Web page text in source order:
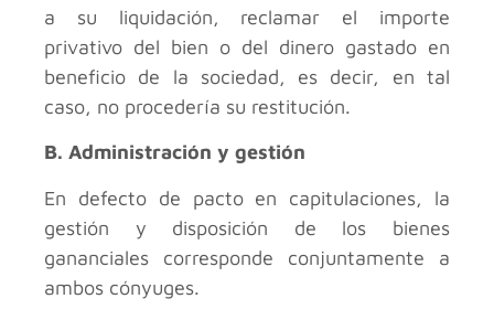
a su liquidación, reclamar el importe
privativo del bien o del dinero gastado en
beneficio de la sociedad, es decir, en tal
caso, no procedería su restitución.
B. Administración y gestión
En defecto de pacto en capitulaciones, la
gestión y disposición de los bienes
gananciales corresponde conjuntamente a
ambos cónyuges.